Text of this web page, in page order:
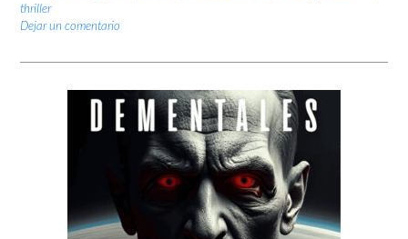
thriller
Dejar un comentario